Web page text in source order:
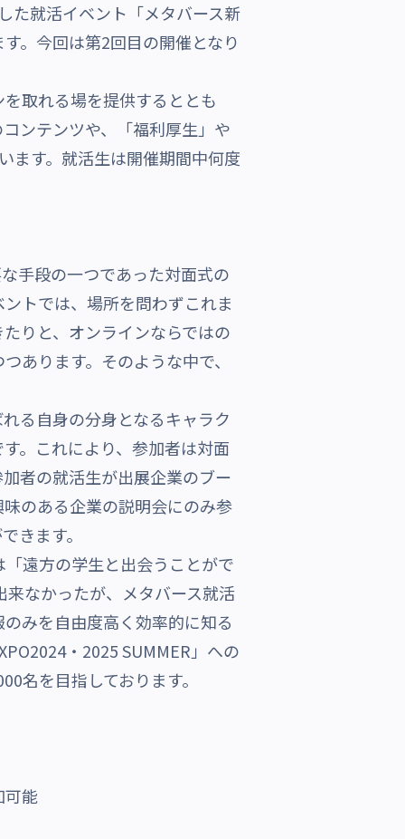
た就活イベント「メタバース新
。今回は第2回目の開催となり
取れる場を提供するととも
ンテンツや、「福利厚生」や
ます。就活生は開催期間中何度
手段の一つであった対面式の
トでは、場所を問わずこれま
りと、オンラインならではの
あります。そのような中で、
る自身の分身となるキャラク
。これにより、参加者は対面
者の就活生が出展企業のブー
のある企業の説明会にのみ参
きます。
遠方の学生と出会うことがで
なかったが、メタバース就活
みを自由度高く効率的に知る
・2025 SUMMER」への
名を目指しております。
可能